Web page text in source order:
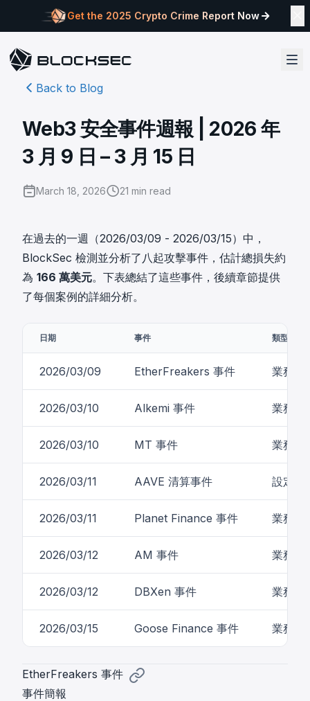
Get the 2025 Crypto Crime Report Now
Back to Blog
Web3 安全事件週報 | 2026 年
3 月 9 日 – 3 月 15 日
March 18, 2026 21 min read
在過去的一週（2026/03/09 - 2026/03/15）中，
BlockSec 檢測並分析了八起攻擊事件，估計總損失約
為 166 萬美元。下表總結了這些事件，後續章節提供
了每個案例的詳細分析。
日期 事件 類型
2026/03/09 EtherFreakers 事件 業務邏
2026/03/10 Alkemi 事件 業務邏
2026/03/10 MT 事件 業務邏
2026/03/11 AAVE 清算事件 設定錯
2026/03/11 Planet Finance 事件 業務邏
2026/03/12 AM 事件 業務邏
2026/03/12 DBXen 事件 業務邏
2026/03/15 Goose Finance 事件 業務邏
EtherFreakers 事件
事件簡報